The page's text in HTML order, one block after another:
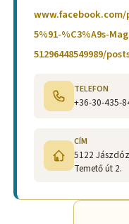
5%91-%C3%A9s-
51296448549989/
TELEFON
+36-30-435-
CÍM
5122
Temető út 2.